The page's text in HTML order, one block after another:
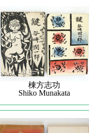
棟方志功
Shiko Munakata